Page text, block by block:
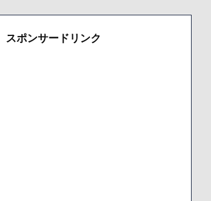
いー？」ﾊﾟｼｬ
・「アカン、キャリアがすべて終わった」
、様々な憶測が飛び交う。1週間ぶりの投稿でも
人ではないとの憶測が広がる
販店のノジマに買収されてしまう
スポンサードリンク